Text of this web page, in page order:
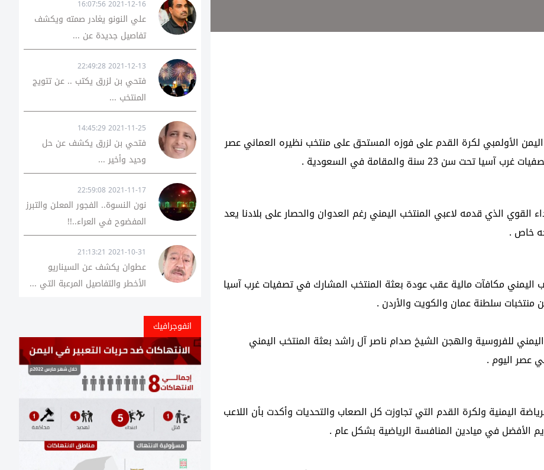
الأولمبي لكرة القدم على فوزه المستحق على منتخب نظيره العماني عصر
23 سنة والمقامة في السعودية .
القوي الذي قدمه لاعبي المنتخب اليمني رغم العدوان والحصار على بلادنا يعد
خاص .
اليمني مكافآت مالية عقب عودة بعثة المنتخب المشارك في تصفيات غرب آسيا
سلطنة عمان والكويت والأردن .
للفروسية والهجن الشيخ صدام ناصر آل راشد بعثة المنتخب اليمني
عصر اليوم .
اليمنية ولكرة القدم التي تجاوزت كل الصعاب والتحديات وأكدت بأن اللاعب
الأفضل في ميادين المنافسة الرياضية بشكل عام .
2021-12-16 16:07:56
علي النونو يغادر صمته ويكشف
تفاصيل جديدة عن ...
2021-12-13 22:49:28
فتحي بن لزرق يكتب .. عن تتويج
المنتخب ...
2021-11-25 14:45:29
فتحي بن لزرق يكشف عن حل
وحيد وأخير ...
2021-11-17 22:59:08
نون النسوة.. الفجور المعلن والتبرز
المفضوح في العراء..!!
2021-10-31 21:13:21
عطوان يكشف عن السيناريو
الأخطر والتفاصيل المرعبة التي ...
انفوجرافيك